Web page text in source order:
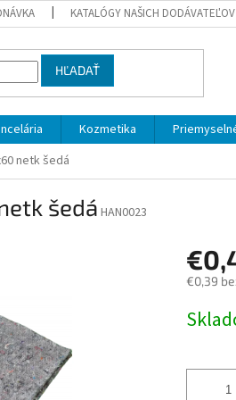
KATALÓGY NAŠICH DODÁVATEĽOV
HĽADAŤ
Kozmetika
netk šedá
šedáHAN0023
€0,39
cena: